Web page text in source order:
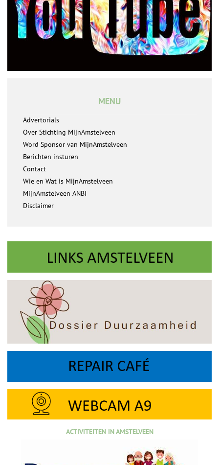
MENU
Advertorials
Over Stichting MijnAmstelveen
Word Sponsor van MijnAmstelveen
Berichten insturen
Contact
Wie en Wat is MijnAmstelveen
MijnAmstelveen ANBI
Disclaimer
ACTIVITEITEN IN AMSTELVEEN